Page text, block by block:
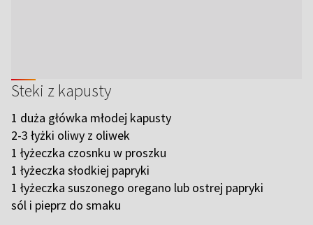
Steki z kapusty
1 duża główka młodej kapusty
2-3 łyżki oliwy z oliwek
1 łyżeczka czosnku w proszku
1 łyżeczka słodkiej papryki
1 łyżeczka suszonego oregano lub ostrej papryki
sól i pieprz do smaku